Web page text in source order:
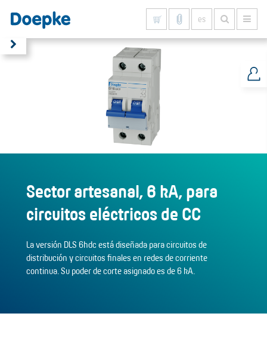
es
Sector artesanal, 6 kA, para
circuitos eléctricos de CC
La versión DLS 6hdc está diseñada para circuitos de
distribución y circuitos finales en redes de corriente
continua. Su poder de corte asignado es de 6 kA.